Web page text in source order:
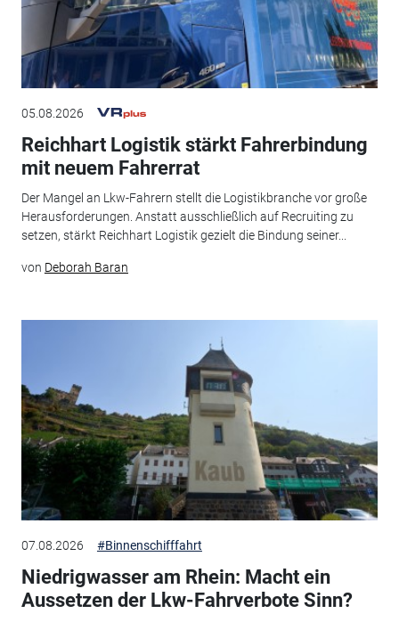
05.08.2026
Reichhart Logistik stärkt Fahrerbindung
mit neuem Fahrerrat
Der Mangel an Lkw-Fahrern stellt die Logistikbranche vor große
Herausforderungen. Anstatt ausschließlich auf Recruiting zu
setzen, stärkt Reichhart Logistik gezielt die Bindung seiner...
von Deborah Baran
07.08.2026 #Binnenschifffahrt
Niedrigwasser am Rhein: Macht ein
Aussetzen der Lkw-Fahrverbote Sinn?